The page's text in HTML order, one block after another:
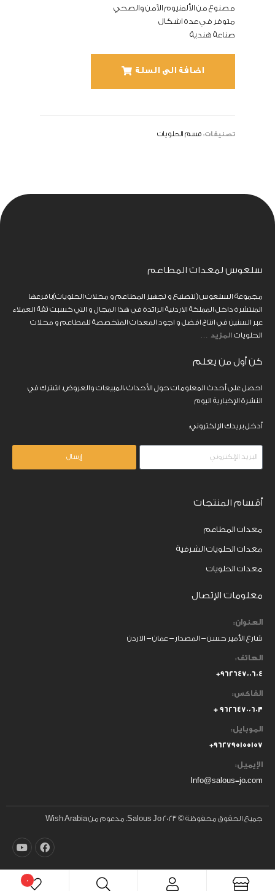
مصنوع من الألمنيوم الآمن والصحي
متوفر في عدة اشكال
صناعة هندية
اضافة الى السلة
تصنيفات: قسم الحلويات
سلعوس لمعدات المطاعم
مجموعة السلعوس (لتصنيع و تجهيز المطاعم و محلات الحلويات)بافرعها
المنتشرة داخل المملكة الاردنية الرائدة في هذا المجال و التي كسبت ثقة العملاء
عبر السنين في انتاج افضل و اجود المعدات المتخصصة للمطاعم و محلات
الحلويات المزيد
كن أول من يعلم
احصل على أحدث المعلومات حول الأحداث ،المبيعات والعروض. اشترك في
النشرة الإخبارية اليوم
أدخل بريدك الإلكتروني:
إرسال
أقسام المنتجات
معدات المطاعم
معدات الحلويات الشرقية
معدات الحلويات
معلومات الإتصال
العنوان:
شارع الأمير حسن – المصدار – عمان – الاردن
الهاتف:
٩٦٢٦٤٧٠٠٦٠٤+
الفاكس:
٩٦٢٦٤٧٠٠٦٠٣ +
الموبايل:
٩٦٢٧٩٥١٥٥١٥٧+
الإيميل:
Info@salous-jo.com
جميع الحقوق محفوظة © 2023 Salous Jo. مدعوم من Wish Arabia
0